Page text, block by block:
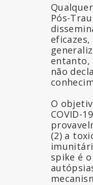
Pós-
entanto,
não
O
COVID-
(2) a
spike é